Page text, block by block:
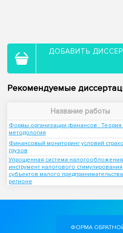
ДОБАВИТЬ
Рекомендуемые
Название работы
Формы организации финансов : Теория
методология
Финансовый мониторинг условий
грузов
Упрощенная система налогообложения
инструмент налогового стимулирования
субъектов малого
регионе
ФОРМА